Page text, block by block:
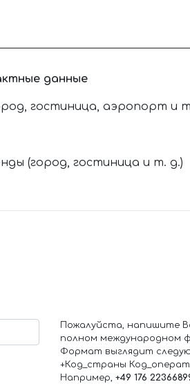
данные
гостиница, аэропорт и
(город, гостиница и т. д.)
Пожалуйста, напишите
полном международном
Формат выглядит
+Код_страны
Например, +49 176